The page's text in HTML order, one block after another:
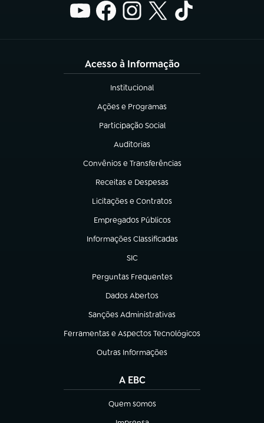
Acesso à Informação
Institucional
(abre em nova aba)
Ações e Programas
(abre em nova aba)
Participação Social
(abre em nova aba)
Auditorias
(abre em nova aba)
Convênios e Transferências
(abre em nova aba)
Receitas e Despesas
(abre em nova aba)
Licitações e Contratos
(abre em nova aba)
Empregados Públicos
(abre em nova aba)
Informações Classificadas
(abre em nova aba)
SIC
(abre em nova aba)
Perguntas Frequentes
(abre em nova aba)
Dados Abertos
(abre em nova aba)
Sanções Administrativas
(abre em nova aba)
Ferramentas e Aspectos Tecnológicos
(abre em nova aba)
Outras Informações
(abre em nova aba)
A EBC
Quem somos
(abre em nova aba)